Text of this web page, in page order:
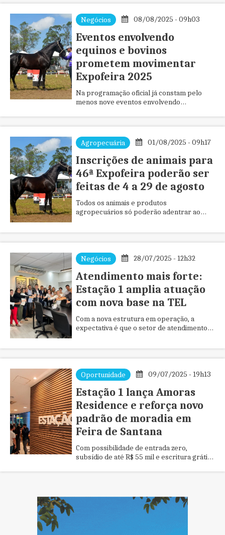
Negócios 08/08/2025 - 09h03
Eventos envolvendo
equinos e bovinos
prometem movimentar
Expofeira 2025
Na programação oficial já constam pelo
menos nove eventos envolvendo
Agropecuária 01/08/2025 - 09h17
Inscrições de animais para
46ª Expofeira poderão ser
feitas de 4 a 29 de agosto
Todos os animais e produtos
agropecuários só poderão adentrar ao
Negócios 28/07/2025 - 12h32
Atendimento mais forte:
Estação 1 amplia atuação
com nova base na TEL
Com a nova estrutura em operação, a
expectativa é que o setor de atendimento
Oportunidade 09/07/2025 - 19h13
Estação 1 lança Amoras
Residence e reforça novo
padrão de moradia em
Feira de Santana
Com possibilidade de entrada zero,
subsídio de até R$ 55 mil e escritura grátis,